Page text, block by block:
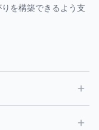
を構築できるよう支